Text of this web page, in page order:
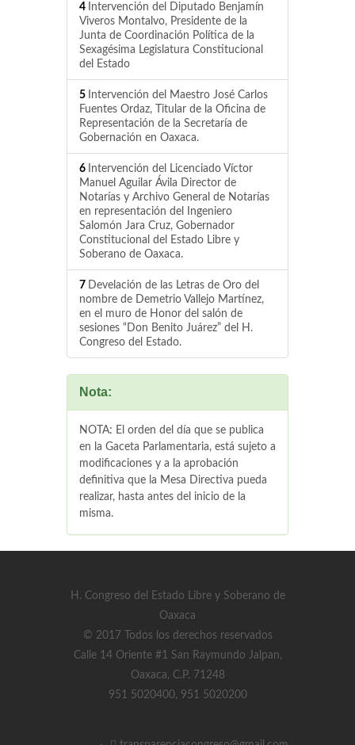
4 Intervención del Diputado Benjamín
Viveros Montalvo, Presidente de la
Junta de Coordinación Política de la
Sexagésima Legislatura Constitucional
del Estado
5 Intervención del Maestro José Carlos
Fuentes Ordaz, Titular de la Oficina de
Representación de la Secretaría de
Gobernación en Oaxaca.
6 Intervención del Licenciado Víctor
Manuel Aguilar Ávila Director de
Notarías y Archivo General de Notarías
en representación del Ingeniero
Salomón Jara Cruz, Gobernador
Constitucional del Estado Libre y
Soberano de Oaxaca.
7 Develación de las Letras de Oro del
nombre de Demetrio Vallejo Martínez,
en el muro de Honor del salón de
sesiones “Don Benito Juárez” del H.
Congreso del Estado.
Nota:
NOTA: El orden del día que se publica
en la Gaceta Parlamentaria, está sujeto a
modificaciones y a la aprobación
definitiva que la Mesa Directiva pueda
realizar, hasta antes del inicio de la
misma.
H. Congreso del Estado Libre y Soberano de
Oaxaca
© 2017 Todos los derechos reservados
Calle 14 Oriente #1 San Raymundo Jalpan,
Oaxaca, C.P. 71248
951 5020400, 951 5020200